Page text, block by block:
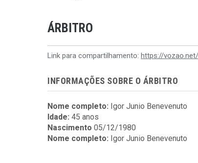
ÁRBITRO
Link para compartilhamento: https://
INFORMAÇÕES SOBRE O ÁRBITRO
Nome completo: Igor Junio Benevenuto
Idade: 45 anos
Nascimento 05/12/1980
Nome completo: Igor Junio Benevenuto